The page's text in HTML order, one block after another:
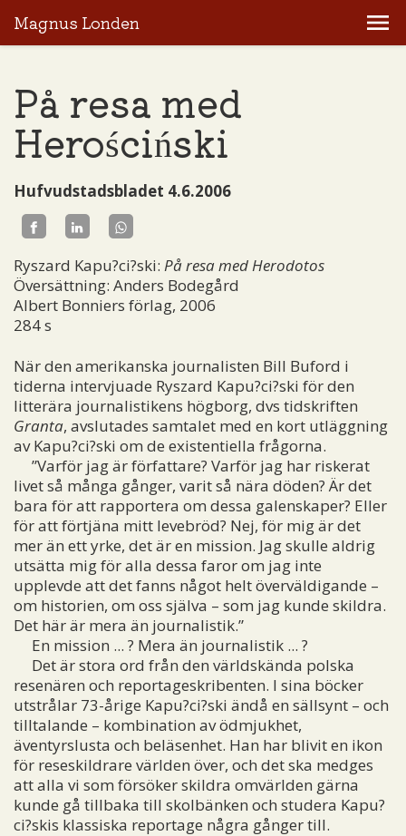
Magnus Londen
På resa med
Herościński
Hufvudstadsbladet 4.6.2006
Ryszard Kapu?ci?ski: På resa med Herodotos
Översättning: Anders Bodegård
Albert Bonniers förlag, 2006
284 s
När den amerikanska journalisten Bill Buford i
tiderna intervjuade Ryszard Kapu?ci?ski för den
litterära journalistikens högborg, dvs tidskriften
Granta, avslutades samtalet med en kort utläggning
av Kapu?ci?ski om de existentiella frågorna.
”Varför jag är författare? Varför jag har riskerat
livet så många gånger, varit så nära döden? Är det
bara för att rapportera om dessa galenskaper? Eller
för att förtjäna mitt levebröd? Nej, för mig är det
mer än ett yrke, det är en mission. Jag skulle aldrig
utsätta mig för alla dessa faror om jag inte
upplevde att det fanns något helt överväldigande –
om historien, om oss själva – som jag kunde skildra.
Det här är mera än journalistik.”
En mission ... ? Mera än journalistik ... ?
Det är stora ord från den världskända polska
resenären och reportageskribenten. I sina böcker
utstrålar 73-årige Kapu?ci?ski ändå en sällsynt – och
tilltalande – kombination av ödmjukhet,
äventyrslusta och beläsenhet. Han har blivit en ikon
för reseskildrare världen över, och det ska medges
att alla vi som försöker skildra omvärlden gärna
kunde gå tillbaka till skolbänken och studera Kapu?
ci?skis klassiska reportage några gånger till.